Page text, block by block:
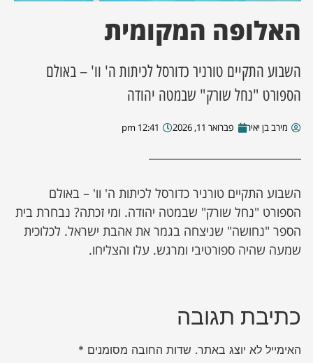
מסע מלחמה
השבוע
האלופה המקומית
השבוע התקיים טורניר כדורסל לכיתות ה' וו' – באולם
הספורט "נחל שורק" שבמטה יהודה
מירב בן יאיר פברואר 11, 2026 12:41 pm
השבוע התקיים טורניר כדורסל לכיתות ה' וו' – באולם
הספורט "נחל שורק" שבמטה יהודה. ומי זכתה? נבחרת בית
הספר "נחושה" שניצחה בגמר את אהבת ישראל. לכלוכית
שמעה שהיה ספורטיבי ומרגש. עלו והצליחו.
כתיבת תגובה
האימייל לא יוצג באתר. שדות החובה מסומנים *